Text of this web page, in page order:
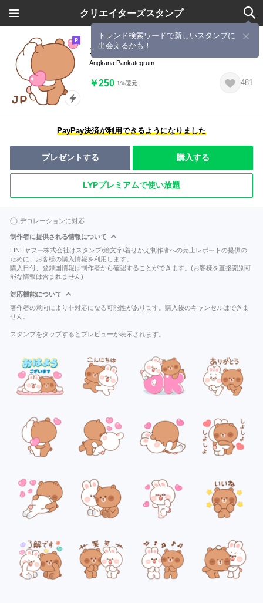
クリエイターズスタンプ
トレンド検索ワードで新しいスタンプに
出会えるかも！
カナ & カキ : 愛愛 7
Angkana Pankategrum
￥250 1%還元 481
PayPay決済が利用できるようになりました
プレゼントする 購入する
LYPプレミアムで使い放題
デコレーションに対応
制作者に提供される情報について
LINEヤフー株式会社はスタンプ/絵文字/着せかえ制作者への売上レポートの提供の
ために、お客様の購入情報を利用します。
購入日付、登録国情報は制作者から確認することができます。(お客様を直接識別可
能な情報は含まれません)
対応機能について
著作者の意向により非対応になる可能性があります。購入後のキャンセルはできま
せん。
スタンプをタップするとプレビューが表示されます。